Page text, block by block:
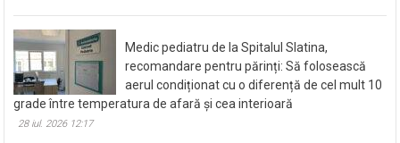
Medic pediatru de la Spitalul Slatina,
recomandare pentru părinți: Să folosească
aerul condiționat cu o diferență de cel mult 10
grade între temperatura de afară și cea interioară
28 iul. 2026 12:17